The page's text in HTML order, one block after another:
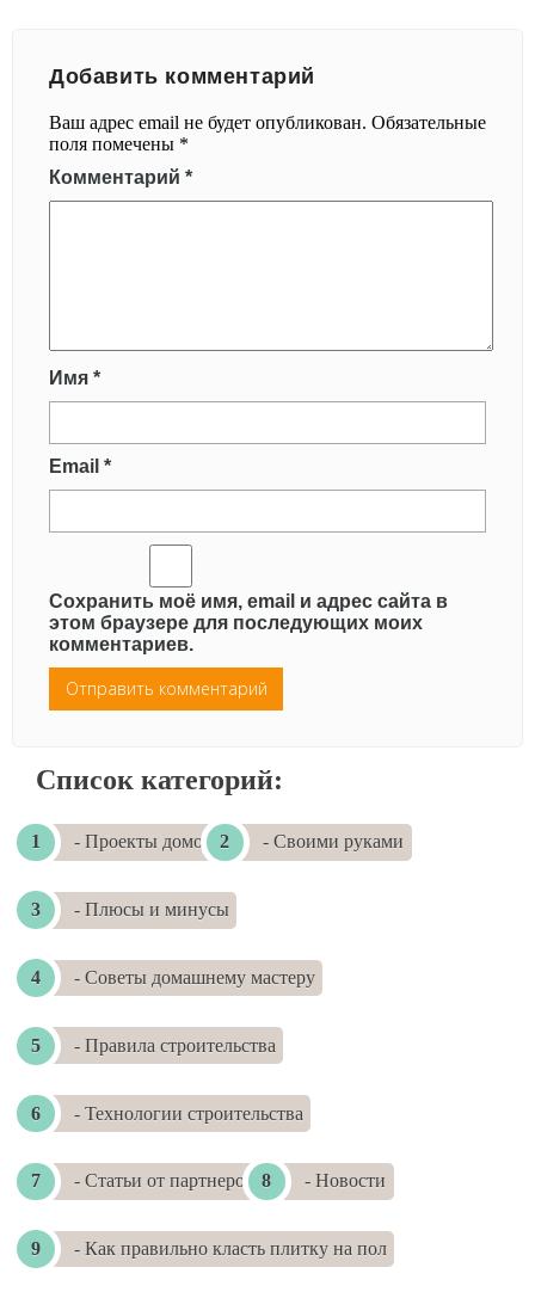
Добавить комментарий
Ваш адрес email не будет опубликован. Обязательные
поля помечены *
Комментарий *
Имя *
Email *
Сохранить моё имя, email и адрес сайта в
этом браузере для последующих моих
комментариев.
Список категорий:
- Проекты домов - Своими руками
- Плюсы и минусы
- Советы домашнему мастеру
- Правила строительства
- Технологии строительства
- Статьи от партнеров - Новости
- Как правильно класть плитку на пол